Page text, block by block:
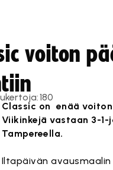
voiton
180
Classic on enää
Viikinkejä vastaan 3-
Tampereella.
Iltapäivän avausmaalin